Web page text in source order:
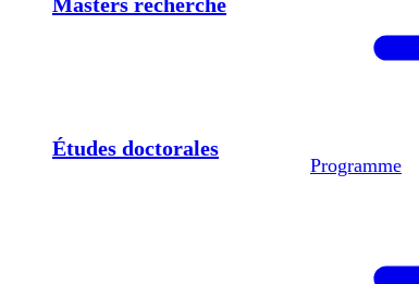
Programme
Études doctorales